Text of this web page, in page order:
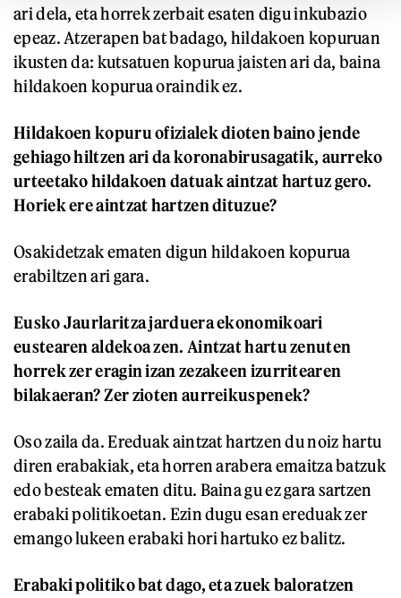
ari dela, eta horrek zerbait esaten digu inkubazio
epeaz. Atzerapen bat badago, hildakoen kopuruan
ikusten da: kutsatuen kopurua jaisten ari da, baina
hildakoen kopurua oraindik ez.
Hildakoen kopuru ofizialek dioten baino jende
gehiago hiltzen ari da koronabirusagatik, aurreko
urteetako hildakoen datuak aintzat hartuz gero.
Horiek ere aintzat hartzen dituzue?
Osakidetzak ematen digun hildakoen kopurua
erabiltzen ari gara.
Eusko Jaurlaritza jarduera ekonomikoari
eustearen aldekoa zen. Aintzat hartu zenuten
horrek zer eragin izan zezakeen izurritearen
bilakaeran? Zer zioten aurreikuspenek?
Oso zaila da. Ereduak aintzat hartzen du noiz hartu
diren erabakiak, eta horren arabera emaitza batzuk
edo besteak ematen ditu. Baina gu ez gara sartzen
erabaki politikoetan. Ezin dugu esan ereduak zer
emango lukeen erabaki hori hartuko ez balitz.
Erabaki politiko bat dago, eta zuek baloratzen